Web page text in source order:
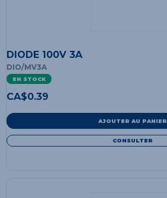
DIODE 100V 3A
DIO/MV3A
EN STOCK
CA$0.39
AJOUTER AU PANIER
CONSULTER